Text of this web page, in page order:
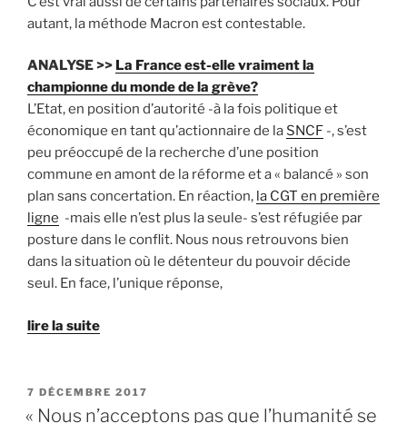
autant, la méthode Macron est contestable.
ANALYSE >> La France est-elle vraiment la
championne du monde de la grève?
L’Etat, en position d’autorité -à la fois politique et
économique en tant qu’actionnaire de la SNCF -, s’est
peu préoccupé de la recherche d’une position
commune en amont de la réforme et a « balancé » son
plan sans concertation. En réaction, la CGT en première
ligne -mais elle n’est plus la seule- s’est réfugiée par
posture dans le conflit. Nous nous retrouvons bien
dans la situation où le détenteur du pouvoir décide
seul. En face, l’unique réponse,
lire la suite
PUBLIÉ
LE
7 DÉCEMBRE 2017
« Nous n’acceptons pas que l’humanité se